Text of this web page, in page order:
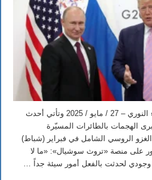
الغربية – خاص – متابعة نور علاء النوري – 27 / مايو / 2025 وتأتي أحدث
الهجمات بالطائرات المسيّرة
الغزو الروسي الشامل في فبراير (شباط)
على منصة «تروث سوشيال»: «ما لا
وجودي لحدثت بالفعل أمور سيئة جداً …